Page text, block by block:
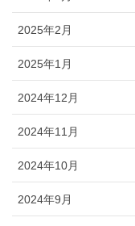
2025年2月
2025年1月
2024年12月
2024年11月
2024年10月
2024年9月